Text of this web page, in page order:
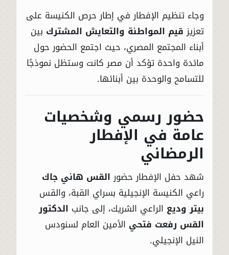
وجاء تنظيم الإفطار في إطار حرص الكنيسة على
تعزيزقيم المواطنة والتعايش المشترك بين
أبناء المجتمع المصري، حيث اجتمع الحضور حول
مائدة واحدة تؤكد أن مصر كانت وستظل نموذجًا
للتسامح والوحدة بين أبنائها.
حضور رسمي وشخصيات
عامة في الإفطار
الرمضاني
شهد حفل الإفطار حضورالقس هاني جاك
راعي الكنيسة الإنجيلية بسراي القبة، والقس
بيتر وديع الراعي الشريك، إلى جانب الدكتور
القس رفعت فتحي الأمين العام لسنودس
النيل الإنجيلي.